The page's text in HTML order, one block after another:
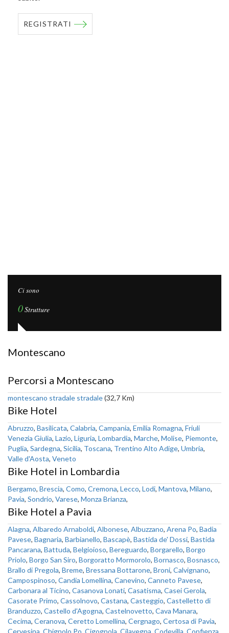
REGISTRATI
Ci sono
0Strutture
Montescano
Percorsi a Montescano
montescano stradale stradale(32,7 Km)
Bike Hotel
Abruzzo, Basilicata, Calabria, Campania, Emilia Romagna, Friuli
Venezia Giulia, Lazio, Liguria, Lombardia, Marche, Molise, Piemonte,
Puglia, Sardegna, Sicilia, Toscana, Trentino Alto Adige, Umbria,
Valle d'Aosta, Veneto
Bike Hotel in Lombardia
Bergamo, Brescia, Como, Cremona, Lecco, Lodi, Mantova, Milano,
Pavia, Sondrio, Varese, Monza Brianza,
Bike Hotel a Pavia
Alagna, Albaredo Arnaboldi, Albonese, Albuzzano, Arena Po, Badia
Pavese, Bagnaria, Barbianello, Bascapè, Bastida de' Dossi, Bastida
Pancarana, Battuda, Belgioioso, Bereguardo, Borgarello, Borgo
Priolo, Borgo San Siro, Borgoratto Mormorolo, Bornasco, Bosnasco,
Brallo di Pregola, Breme, Bressana Bottarone, Broni, Calvignano,
Campospinoso, Candia Lomellina, Canevino, Canneto Pavese,
Carbonara al Ticino, Casanova Lonati, Casatisma, Casei Gerola,
Casorate Primo, Cassolnovo, Castana, Casteggio, Castelletto di
Branduzzo, Castello d'Agogna, Castelnovetto, Cava Manara,
Cecima, Ceranova, Ceretto Lomellina, Cergnago, Certosa di Pavia,
Cervesina Chignolo Po Cigognola Cilavegna Codevilla Confienza